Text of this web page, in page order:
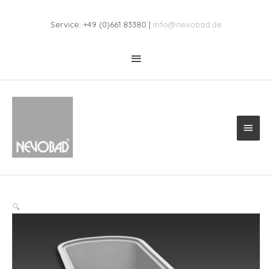
Service: +49 (0)661 83380 | info@nevobad.de
Header
🔍